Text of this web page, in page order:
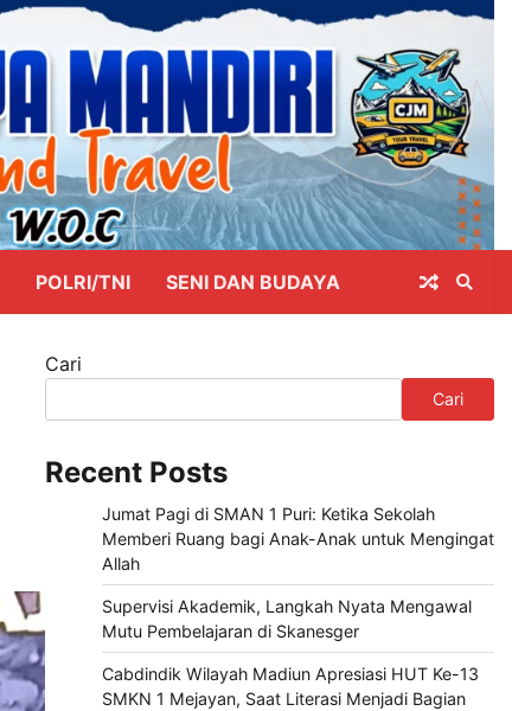
POLRI/TNI SENI DAN BUDAYA
Cari
Cari
Recent Posts
Jumat Pagi di SMAN 1 Puri: Ketika Sekolah
Memberi Ruang bagi Anak-Anak untuk Mengingat
Allah
Supervisi Akademik, Langkah Nyata Mengawal
Mutu Pembelajaran di Skanesger
Cabdindik Wilayah Madiun Apresiasi HUT Ke-13
SMKN 1 Mejayan, Saat Literasi Menjadi Bagian